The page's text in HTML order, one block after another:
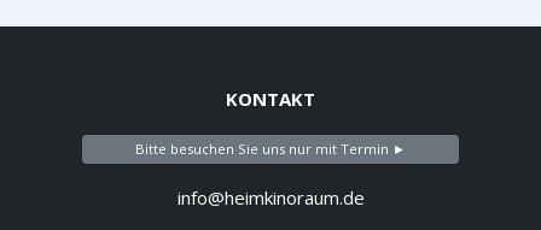
KONTAKT
Bitte besuchen Sie uns nur mit Termin ►
info@heimkinoraum.de